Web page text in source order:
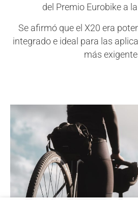
del Premio Eurobike a
Se afirmó que el X20 era
integrado e ideal para las
más